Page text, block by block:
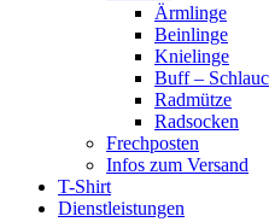
Ärmlinge
Beinlinge
Knielinge
Buff –
Radmütze
Radsocken
Frechposten
Infos zum Versand
T-Shirt
Dienstleistungen